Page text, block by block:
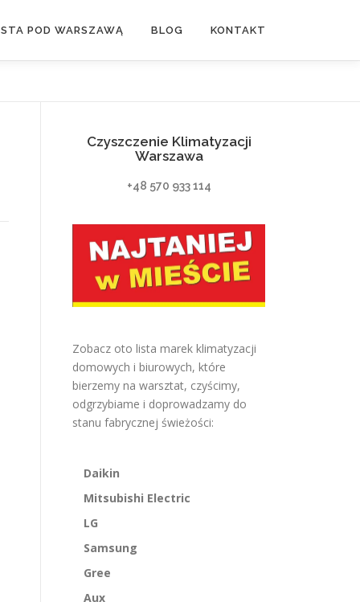
POD WARSZAWĄ BLOG KONTAKT
Czyszczenie Klimatyzacji
Warszawa
+48 570 933 114
Zobacz oto lista marek klimatyzacji
domowych i biurowych, które
bierzemy na warsztat, czyścimy,
odgrzybiame i doprowadzamy do
stanu fabrycznej świeżości:
Daikin
Mitsubishi Electric
LG
Samsung
Gree
Aux